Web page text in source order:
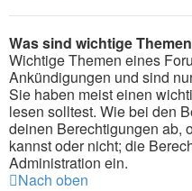
Was sind wichtige
Wichtige Themen eines
Ankündigungen und sind
Sie haben meist einen
lesen solltest. Wie bei den
deinen Berechtigungen ab,
kannst oder nicht; die
Administration ein.
Nach oben